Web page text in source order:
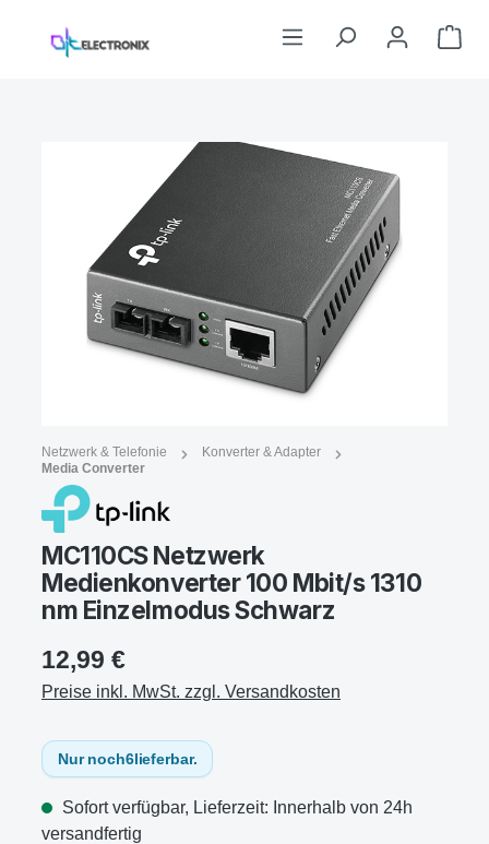
Zum Hauptinhalt springen
Bildergalerie überspringen
Netzwerk & Telefonie
Konverter & Adapter
Media Converter
MC110CS Netzwerk
Medienkonverter 100 Mbit/s 1310
nm Einzelmodus Schwarz
12,99 €
Preise inkl. MwSt. zzgl. Versandkosten
Nur noch6lieferbar.
Sofort verfügbar, Lieferzeit: Innerhalb von 24h
versandfertig